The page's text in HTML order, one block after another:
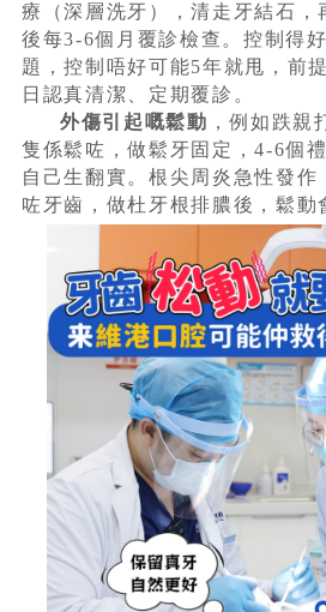
療（深層洗牙），清走牙結石，
後每3-6個月覆診檢查。控制得
題，控制唔好可能5年就甩，前
日認真清潔、定期覆診。
外傷引起嘅鬆動 ，例如跌親
隻係鬆咗，做鬆牙固定，4-6個
自己生翻實。根尖周炎急性發作
咗牙齒，做杜牙根排膿後，鬆動